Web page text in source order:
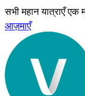
सभी महान यात्राएँएक
आज़माएँ